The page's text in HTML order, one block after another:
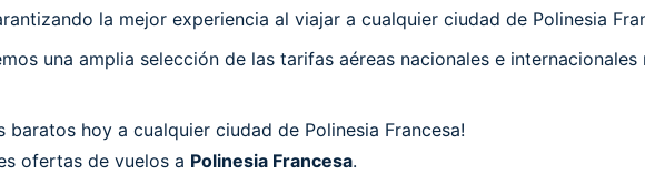
la mejor experiencia al viajar a cualquier ciudad de Polinesia
una amplia selección de las tarifas aéreas nacionales e
hoy a cualquier ciudad de Polinesia Francesa!
ofertas de vuelos a Polinesia Francesa.